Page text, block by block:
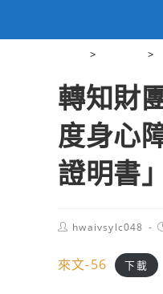
> >
轉知財
度身心
證明書
Posthwaivsylc048
來文-56 下載